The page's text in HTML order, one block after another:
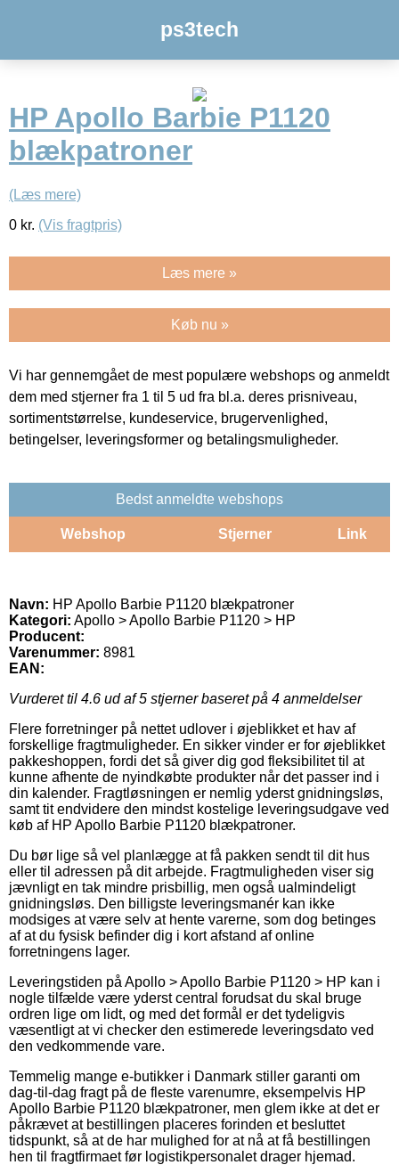
ps3tech
HP Apollo Barbie P1120
blækpatroner
(Læs mere)
0 kr. (Vis fragtpris)
Læs mere »
Køb nu »
Vi har gennemgået de mest populære webshops og anmeldt
dem med stjerner fra 1 til 5 ud fra bl.a. deres prisniveau,
sortimentstørrelse, kundeservice, brugervenlighed,
betingelser, leveringsformer og betalingsmuligheder.
Bedst anmeldte webshops
Webshop Stjerner Link
Navn: HP Apollo Barbie P1120 blækpatroner
Kategori: Apollo > Apollo Barbie P1120 > HP
Producent:
Varenummer: 8981
EAN:
Vurderet til 4.6 ud af 5 stjerner baseret på 4 anmeldelser
Flere forretninger på nettet udlover i øjeblikket et hav af
forskellige fragtmuligheder. En sikker vinder er for øjeblikket
pakkeshoppen, fordi det så giver dig god fleksibilitet til at
kunne afhente de nyindkøbte produkter når det passer ind i
din kalender. Fragtløsningen er nemlig yderst gnidningsløs,
samt tit endvidere den mindst kostelige leveringsudgave ved
køb af HP Apollo Barbie P1120 blækpatroner.
Du bør lige så vel planlægge at få pakken sendt til dit hus
eller til adressen på dit arbejde. Fragtmuligheden viser sig
jævnligt en tak mindre prisbillig, men også ualmindeligt
gnidningsløs. Den billigste leveringsmanér kan ikke
modsiges at være selv at hente varerne, som dog betinges
af at du fysisk befinder dig i kort afstand af online
forretningens lager.
Leveringstiden på Apollo > Apollo Barbie P1120 > HP kan i
nogle tilfælde være yderst central forudsat du skal bruge
ordren lige om lidt, og med det formål er det tydeligvis
væsentligt at vi checker den estimerede leveringsdato ved
den vedkommende vare.
Temmelig mange e-butikker i Danmark stiller garanti om
dag-til-dag fragt på de fleste varenumre, eksempelvis HP
Apollo Barbie P1120 blækpatroner, men glem ikke at det er
påkrævet at bestillingen placeres forinden et besluttet
tidspunkt, så at de har mulighed for at nå at få bestillingen
hen til fragtfirmaet før logistikpersonalet drager hjemad.